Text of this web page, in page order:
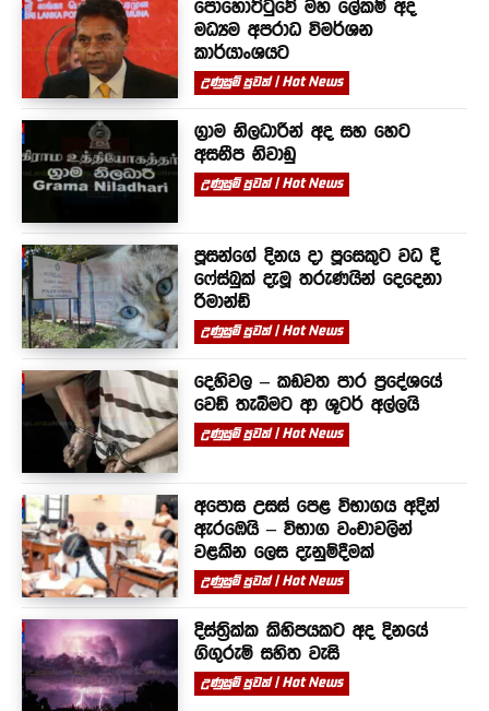
පොහොට්ටුවේ මහ ලේකම් අද
මධ්‍යම අපරාධ විමර්ශන
කාර්යාංශයට
උණුසුම් පුවත් | Hot News
ග්‍රාම නිලධාරීන් අද සහ හෙට
අසනීප නිවාඩු
උණුසුම් පුවත් | Hot News
පූසන්ගේ දිනය දා පූසෙකුට වධ දී
ෆේස්බුක් දැමූ තරුණයින් දෙදෙනා
රිමාන්ඩ්
උණුසුම් පුවත් | Hot News
දෙහිවල – කඩවත පාර ප්‍රදේශයේ
වෙඩි තැබීමට ආ ශූටර් අල්ලයි
උණුසුම් පුවත් | Hot News
අපොස උසස් පෙළ විභාගය අදින්
ඇරඹෙයි – විභාග වංචාවලින්
වළකින ලෙස දැනුම්දීමක්
උණුසුම් පුවත් | Hot News
දිස්ත්‍රික්ක කිහිපයකට අද දිනයේ
ගිගුරුම් සහිත වැසි
උණුසුම් පුවත් | Hot News